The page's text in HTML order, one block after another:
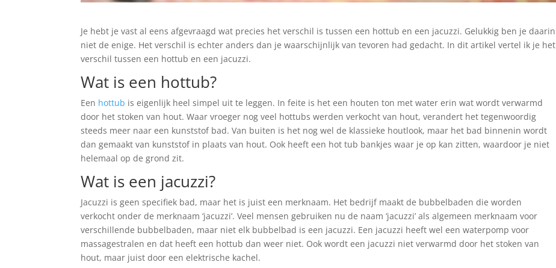
Je hebt je vast al eens afgevraagd wat precies het verschil is tussen een hottub en een jacuzzi. Gelukkig ben je daarin
niet de enige. Het verschil is echter anders dan je waarschijnlijk van tevoren had gedacht. In dit artikel vertel ik je het
verschil tussen een hottub en een jacuzzi.
Wat is een hottub?
Een hottub is eigenlijk heel simpel uit te leggen. In feite is het een houten ton met water erin wat wordt verwarmd
door het stoken van hout. Waar vroeger nog veel hottubs werden verkocht van hout, verandert het tegenwoordig
steeds meer naar een kunststof bad. Van buiten is het nog wel de klassieke houtlook, maar het bad binnenin wordt
dan gemaakt van kunststof in plaats van hout. Ook heeft een hot tub bankjes waar je op kan zitten, waardoor je niet
helemaal op de grond zit.
Wat is een jacuzzi?
Jacuzzi is geen specifiek bad, maar het is juist een merknaam. Het bedrijf maakt de bubbelbaden die worden
verkocht onder de merknaam ‘jacuzzi’. Veel mensen gebruiken nu de naam ‘jacuzzi’ als algemeen merknaam voor
verschillende bubbelbaden, maar niet elk bubbelbad is een jacuzzi. Een jacuzzi heeft wel een waterpomp voor
massagestralen en dat heeft een hottub dan weer niet. Ook wordt een jacuzzi niet verwarmd door het stoken van
hout, maar juist door een elektrische kachel.